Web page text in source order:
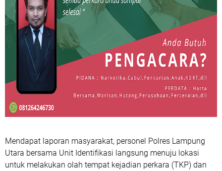
Mendapat laporan masyarakat, personel Polres Lampung
Utara bersama Unit Identifikasi langsung menuju lokasi
untuk melakukan olah tempat kejadian perkara (TKP) dan